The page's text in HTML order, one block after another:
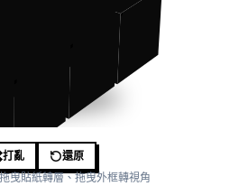
打亂
還原
曳貼紙轉層、拖曳外框轉視角